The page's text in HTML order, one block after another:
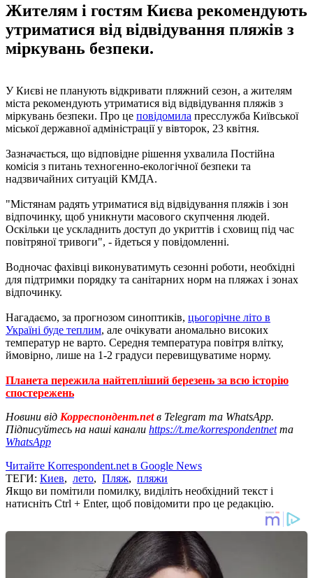
Жителям і гостям Києва рекомендують
утриматися від відвідування пляжів з
міркувань безпеки.
У Києві не планують відкривати пляжний сезон, а жителям
міста рекомендують утриматися від відвідування пляжів з
міркувань безпеки. Про це повідомила пресслужба Київської
міської державної адміністрації у вівторок, 23 квітня.
Зазначається, що відповідне рішення ухвалила Постійна
комісія з питань техногенно-екологічної безпеки та
надзвичайних ситуацій КМДА.
"Містянам радять утриматися від відвідування пляжів і зон
відпочинку, щоб уникнути масового скупчення людей.
Оскільки це ускладнить доступ до укриттів і сховищ під час
повітряної тривоги", - йдеться у повідомленні.
Водночас фахівці виконуватимуть сезонні роботи, необхідні
для підтримки порядку та санітарних норм на пляжах і зонах
відпочинку.
Нагадаємо, за прогнозом синоптиків, цьогорічне літо в
Україні буде теплим, але очікувати аномально високих
температур не варто. Середня температура повітря влітку,
ймовірно, лише на 1-2 градуси перевищуватиме норму.
Планета пережила найтепліший березень за всю історію
спостережень
Новини від Корреспондент.netв Telegram та WhatsApp.
Підписуйтесь на наші канали https://t.me/korrespondentnetта
WhatsApp
Читайте Korrespondent.net в Google News
ТЕГИ: Киев, лето, Пляж, пляжи
Якщо ви помітили помилку, виділіть необхідний текст і
натисніть Ctrl + Enter, щоб повідомити про це редакцію.